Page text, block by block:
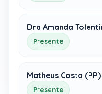
Dra Amanda
Presente
Matheus Costa
Presente